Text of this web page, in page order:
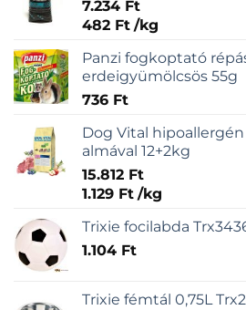
7.234 Ft
482 Ft /kg
Panzi fogkoptató
erdeigyümölcsös 55g
736 Ft
Dog Vital
almával 12+2kg
15.812 Ft
1.129 Ft /kg
Trixie focilabda
1.104 Ft
Trixie fémtál 0,75L